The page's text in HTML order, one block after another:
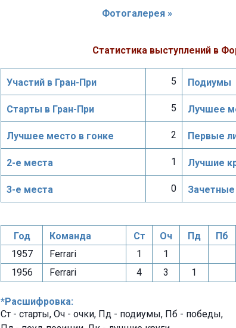
Фотогалерея »
Статистика выступлений в
Участий в Гран-При 5 Подиумы
Старты в Гран-При 5 Лучшее
Лучшее место в гонке 2 Первые
2-е места 1 Лучшие
3-е места 0
Год Команда Ст Оч Пд Пб
1957
Ferrari 1 1
1956
Ferrari 4 3 1
*Расшифровка:
Ст - старты, Оч - очки, Пд - подиумы, Пб - победы,